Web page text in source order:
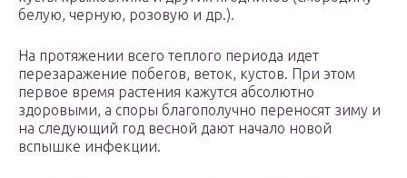
белую, черную, розовую и др.).
На протяжении всего теплого периода идет
перезаражение побегов, веток, кустов. При этом
первое время растения кажутся абсолютно
здоровыми, а споры благополучно переносят зиму и
на следующий год весной дают начало новой
вспышке инфекции.